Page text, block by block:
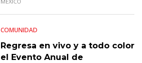
COMUNIDAD
Regresa en vivo y a todo color
el Evento Anual de